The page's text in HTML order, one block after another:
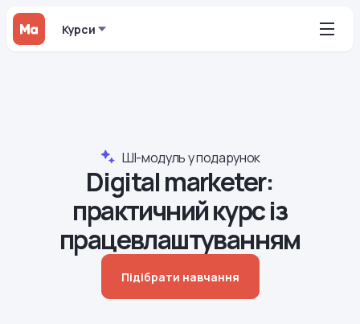
Курси
ШІ-модуль у подарунок
Digital marketer:
практичний курс із
працевлаштуванням
Підібрати навчання